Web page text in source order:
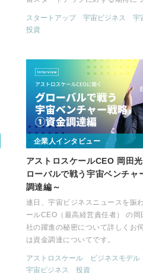
スタートアップ 宇宙ビジネス
宇
投資
企業人インタビュー
アストロスケールCEO 岡田
ローバルで戦う宇宙ベンチ
調達編～
連日、宇宙ビジネスニュースを賑
ールCEO（最高経営責任者） の岡
社の躍進の秘密について詳しくお
は資金調達についてです。
アストロスケール ビジネスモデル
宇宙ビジネス
投資